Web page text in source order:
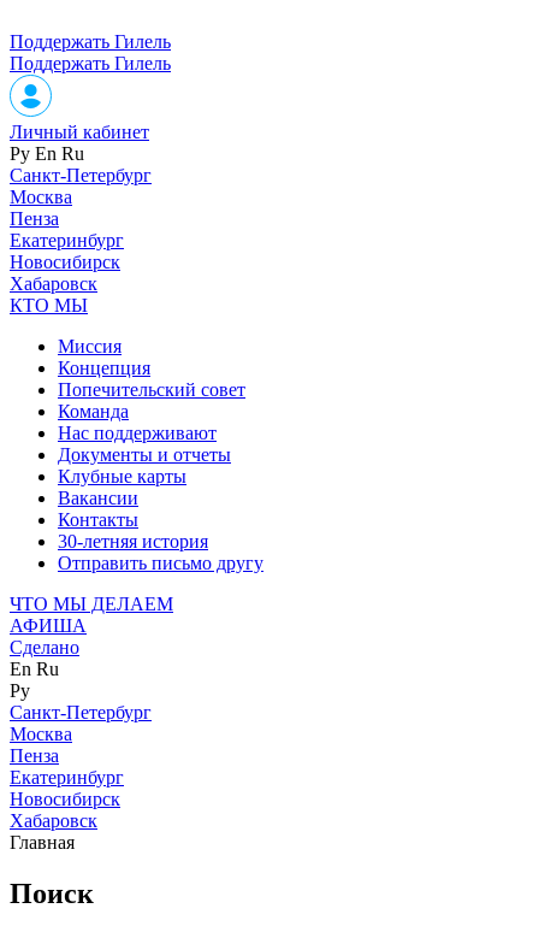
Поддержать Гилель
Поддержать Гилель
Личный кабинет
Ру En Ru
Санкт-Петербург
Москва
Пенза
Екатеринбург
Новосибирск
Хабаровск
КТО МЫ
Миссия
Концепция
Попечительский совет
Команда
Нас поддерживают
Документы и отчеты
Клубные карты
Вакансии
Контакты
30-летняя история
Отправить письмо другу
ЧТО МЫ ДЕЛАЕМ
АФИША
Сделано
En Ru
Ру
Санкт-Петербург
Москва
Пенза
Екатеринбург
Новосибирск
Хабаровск
Главная
Поиск